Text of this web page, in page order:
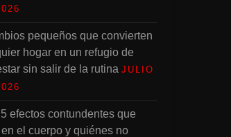
pequeños que convierten
hogar en un refugio de
sin salir de la rutina JULIO
efectos contundentes que
el cuerpo y quiénes no